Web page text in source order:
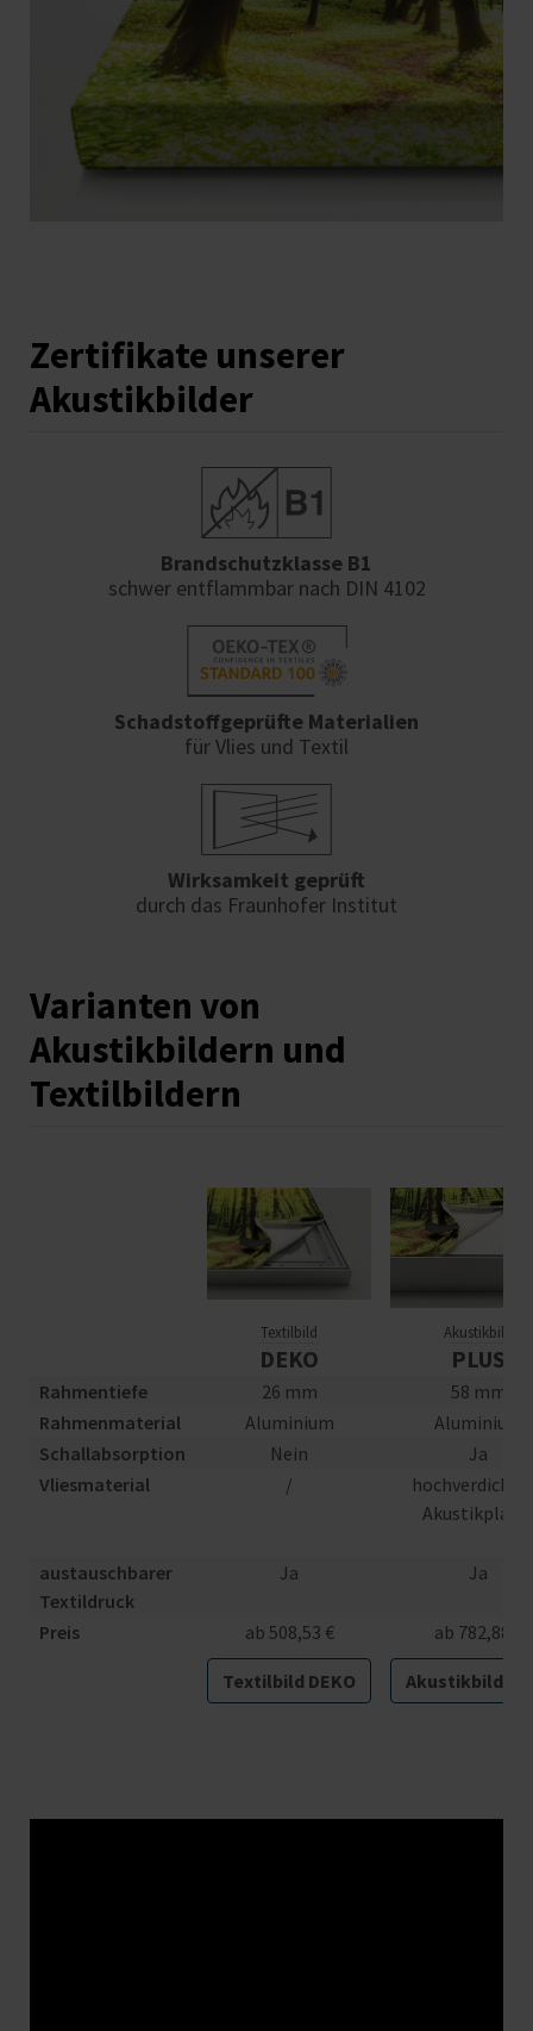
Zertifikate unserer
Akustikbilder
Brandschutzklasse B1
schwer entflammbar nach DIN 4102
Schadstoffgeprüfte Materialien
für Vlies und Textil
Wirksamkeit geprüft
durch das Fraunhofer Institut
Varianten von
Akustikbildern und
Textilbildern
Textilbild
DEKO
Akustikbild
PLUS
Rahmentiefe 26 mm
58 mm
Rahmenmaterial
Aluminium
Aluminium
Schallabsorption
Nein
Ja
Vliesmaterial
/
austauschbarer
Textildruck
Ja Ja
Preis ab 508,53 € ab 782,88 €
Textilbild DEKO Akustikbild